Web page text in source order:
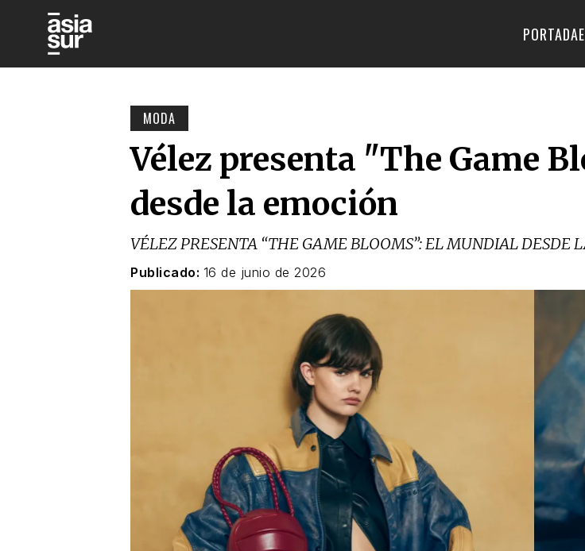
PORTADA
MODA
Vélez presenta "The Game
desde la emoción
VÉLEZ PRESENTA “THE GAME BLOOMS”: EL MUNDIAL DESDE
Publicado: 16 de junio de 2026